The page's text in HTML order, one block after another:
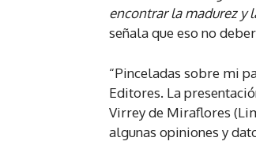
encontrar la madurez y
señala que eso no
“Pinceladas sobre mi
Editores. La
Virrey de Miraflores
algunas opiniones y